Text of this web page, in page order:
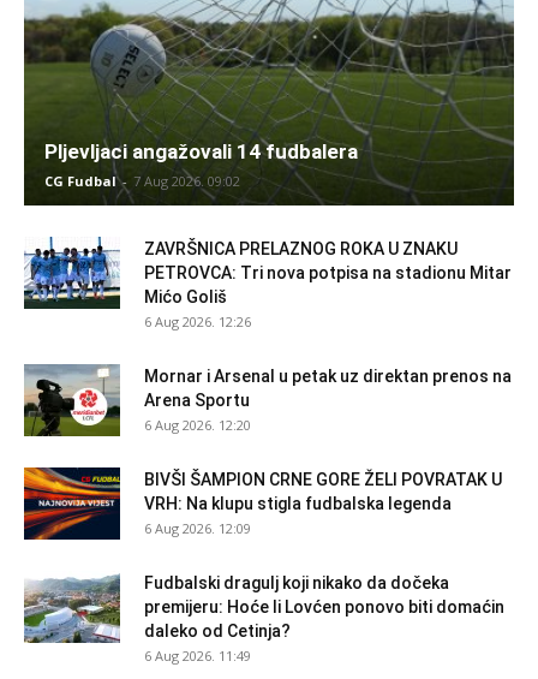
Pljevljaci angažovali 14 fudbalera
CG Fudbal - 7 Aug 2026. 09:02
ZAVRŠNICA PRELAZNOG ROKA U ZNAKU
PETROVCA: Tri nova potpisa na stadionu Mitar
Mićo Goliš
6 Aug 2026. 12:26
Mornar i Arsenal u petak uz direktan prenos na
Arena Sportu
6 Aug 2026. 12:20
BIVŠI ŠAMPION CRNE GORE ŽELI POVRATAK U
VRH: Na klupu stigla fudbalska legenda
6 Aug 2026. 12:09
Fudbalski dragulj koji nikako da dočeka
premijeru: Hoće li Lovćen ponovo biti domaćin
daleko od Cetinja?
6 Aug 2026. 11:49